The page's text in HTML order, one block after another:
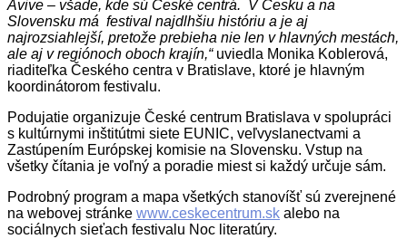
Avive – všade, kde sú České centrá. V Česku a na
Slovensku má festival najdlhšiu históriu a je aj
najrozsiahlejší, pretože prebieha nie len v hlavných mestách,
ale aj v regiónoch oboch krajín,“ uviedla Monika Koblerová,
riaditeľka Českého centra v Bratislave, ktoré je hlavným
koordinátorom festivalu.
Podujatie organizuje České centrum Bratislava v spolupráci
s kultúrnymi inštitútmi siete EUNIC, veľvyslanectvami a
Zastúpením Európskej komisie na Slovensku. Vstup na
všetky čítania je voľný a poradie miest si každý určuje sám.
Podrobný program a mapa všetkých stanovíšť sú zverejnené
na webovej stránke www.ceskecentrum.sk alebo na
sociálnych sieťach festivalu Noc literatúry.